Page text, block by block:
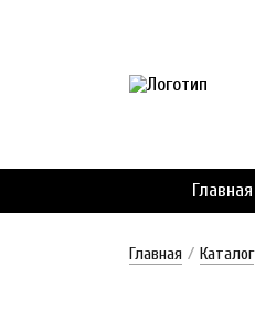
Главная
Главная / Каталог